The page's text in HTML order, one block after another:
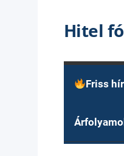
Hitel
Friss